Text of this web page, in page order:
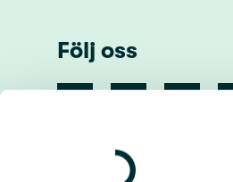
Följ oss